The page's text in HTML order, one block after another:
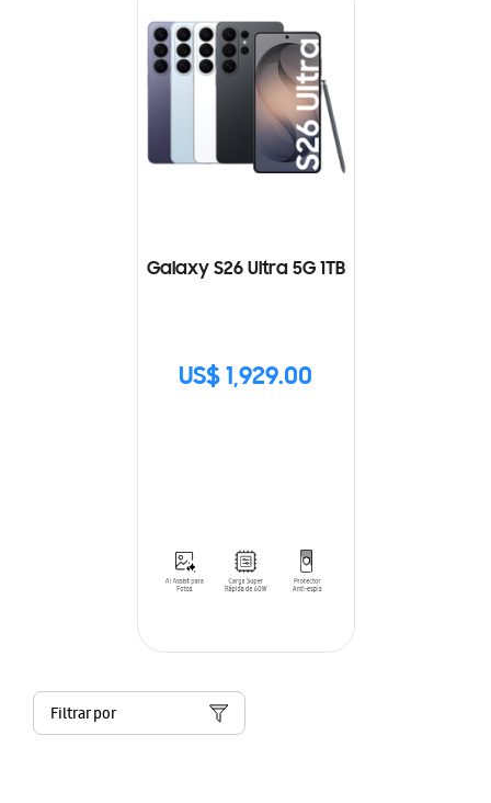
Galaxy S26 Ultra 5G 1TB
US$ 1,929.00
Filtrar por